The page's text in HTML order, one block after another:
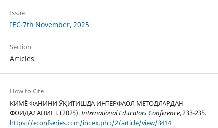
Issue
IEC-7th November, 2025
Section
Articles
How to Cite
КИМЁ ФАНИНИ ЎҚИТИШДА ИНТЕРФАОЛ МЕТОДЛАРДАН
ФОЙДАЛАНИШ. (2025).International Educators Conference, 233-235.
https://econfseries.com/index.php/2/article/view/3414